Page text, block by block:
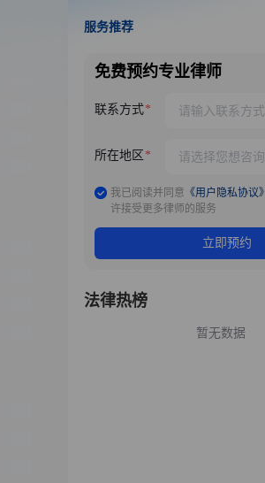
服务推荐
免费预约专业律师
联系方式
所在地区
我已阅读并同意 《用户隐私协议》
许接受更多律师的服务
立即预约
法律热榜
暂无数据